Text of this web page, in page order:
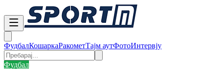
ФудбалКошаркаРакометТајм аутФотоИнтервју
Фудбал